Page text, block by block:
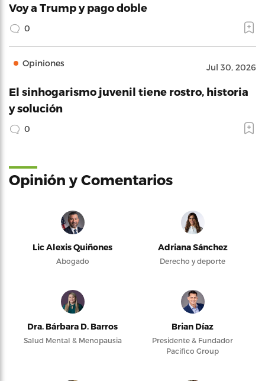
Voy a Trump y pago doble
0
Opiniones Jul 30, 2026
El sinhogarismo juvenil tiene rostro, historia
y solución
0
Opinión y Comentarios
Lic Alexis Quiñones
Abogado
Adriana Sánchez
Derecho y deporte
Dra. Bárbara D. Barros
Salud Mental & Menopausia
Brian Díaz
Presidente & Fundador
Pacifico Group